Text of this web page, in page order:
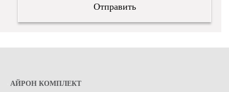
АЙРОН КОМПЛЕКТ